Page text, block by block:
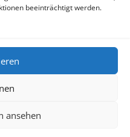
beeinträchtigt werden.
ansehen